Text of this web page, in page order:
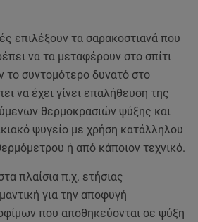
επιλέξουν τα σαρακοστιανά που
να τα μεταφέρουν στο σπίτι
το συντομότερο δυνατό στο
να έχει γίνει επαλήθευση της
θερμοκρασιών ψύξης και
ψυγείο με χρήση κατάλληλου
ή από κάποιον τεχνικό.
πλαίσια π.χ. ετήσιας
για την αποφυγή
που αποθηκεύονται σε ψύξη